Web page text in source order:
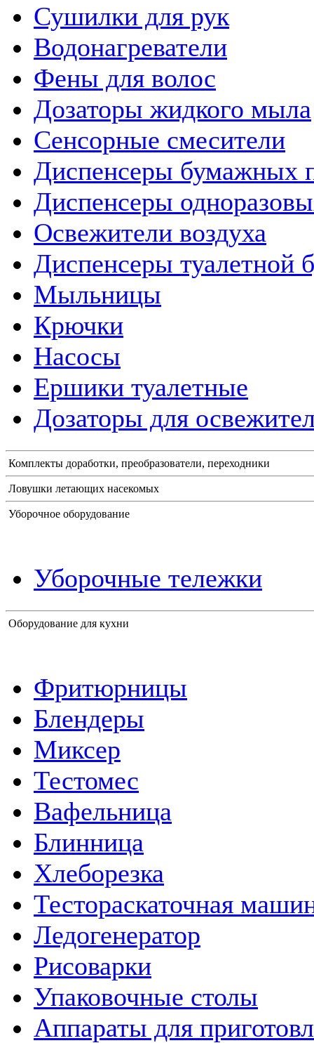
Сушилки для рук
Водонагреватели
Фены для волос
Дозаторы жидкого мыла
Сенсорные смесители
Диспенсеры бумажных
Диспенсеры
Освежители воздуха
Диспенсеры туалетной
Мыльницы
Крючки
Насосы
Ершики туалетные
Дозаторы для
Комплекты доработки, преобразователи, переходники
Ловушки летающих насекомых
Уборочное оборудование
Уборочные тележки
Оборудование для кухни
Фритюрницы
Блендеры
Миксер
Тестомес
Вафельница
Блинница
Хлеборезка
Тестораскаточная
Ледогенератор
Рисоварки
Упаковочные столы
Аппараты для